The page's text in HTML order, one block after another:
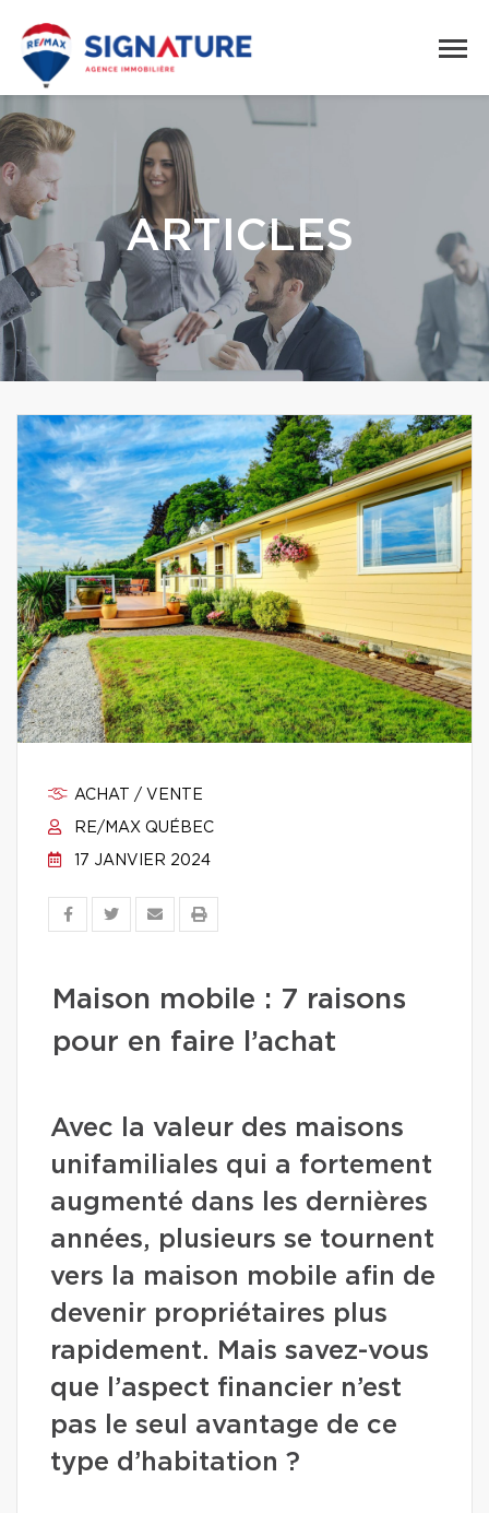
ARTICLES
ACHAT / VENTE
RE/MAX QUÉBEC
17 JANVIER 2024
Maison mobile : 7 raisons
pour en faire l’achat
Avec la valeur des maisons
unifamiliales qui a fortement
augmenté dans les dernières
années, plusieurs se tournent
vers la maison mobile afin de
devenir propriétaires plus
rapidement. Mais savez-vous
que l’aspect financier n’est
pas le seul avantage de ce
type d’habitation ?